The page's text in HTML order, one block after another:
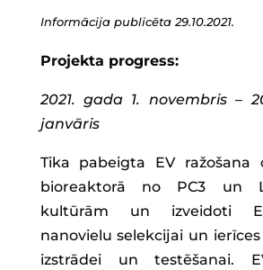
Informācija publicēta 29.10.2021.
Projekta progress:
2021. gada 1. novembris –
janvāris
Tika pabeigta EV ražošana
bioreaktorā no PC3 un
kultūrām un izveidoti
nanovielu selekcijai un
izstrādei un testēšanai.